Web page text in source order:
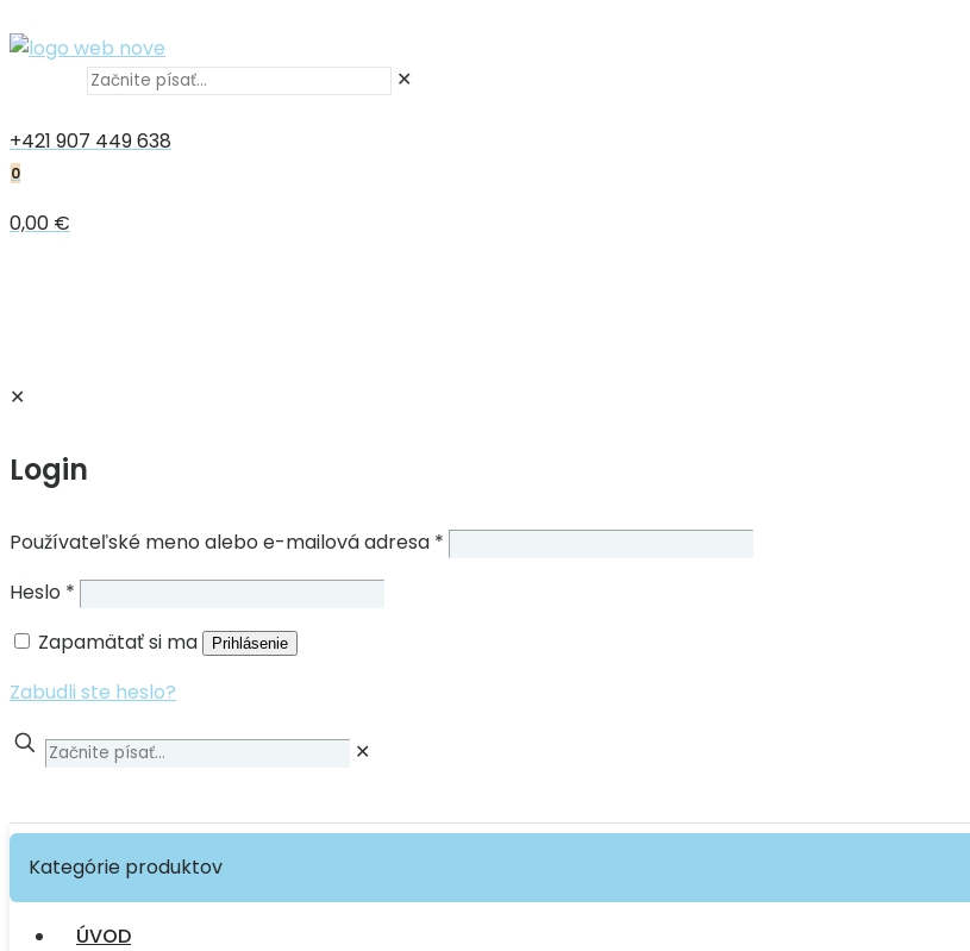
✕
+421 907 449 638
0
0,00 €
✕
Login
Používateľské meno alebo e-mailová adresa *
Heslo *
Zapamätať si ma
Prihlásenie
Zabudli ste heslo?
✕
Kategórie produktov
ÚVOD